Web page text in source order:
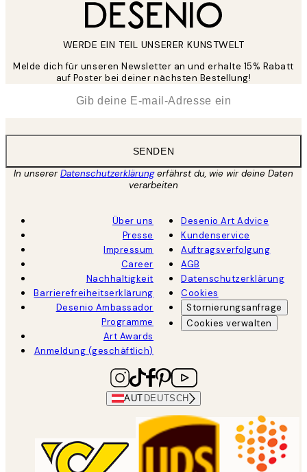
WERDE EIN TEIL UNSERER KUNSTWELT
Melde dich für unseren Newsletter an und erhalte 15% Rabatt
auf Poster bei deiner nächsten Bestellung!
SENDEN
In unsererDatenschutzerklärungerfährst du, wie wir deine Daten
verarbeiten
Über uns
Presse
Impressum
Career
Nachhaltigkeit
Barrierefreiheitserklärung
Desenio Ambassador
Programme
Art Awards
Anmeldung (geschäftlich)
Desenio Art Advice
Kundenservice
Auftragsverfolgung
AGB
Datenschutzerklärung
Cookies
Stornierungsanfrage
Cookies verwalten
AUT DEUTSCH